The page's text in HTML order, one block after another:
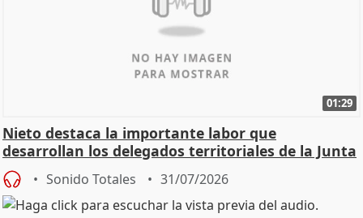
01:29
Nieto destaca la importante labor que
desarrollan los delegados territoriales de la Junta
Sonido Totales 31/07/2026